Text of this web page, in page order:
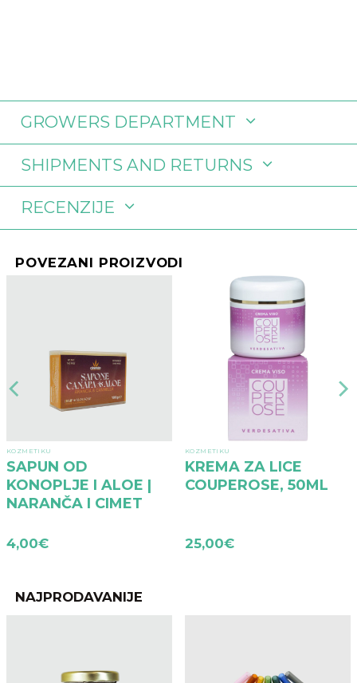
GROWERS DEPARTMENT
SHIPMENTS AND RETURNS
RECENZIJE
POVEZANI PROIZVODI
KOZMETIKU
SAPUN OD
KONOPLJE I ALOE |
NARANČA I CIMET
4,00€
KOZMETIKU
KREMA ZA LICE
COUPEROSE, 50ML
25,00€
NAJPRODAVANIJE